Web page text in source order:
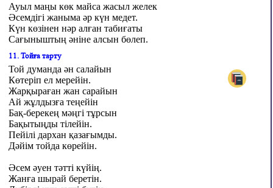
Ауыл маңы көк майса жасыл желек
Әсемдігі жаныма әр күн медет.
Күн көзінен нәр алған табиғаты
Сағыныштың әніне алсын бөлеп.
11. Тойға тарту
Той думанда ән салайын
Көтеріп ел мерейін.
Жарқыраған жан сарайын
Ай жұлдызға теңейін
Бақ-берекең мәңгі тұрсын
Бақытыңды тілейін.
Пейілі дархан қазағымды.
Дәйім тойда көрейін.
Әсем әуен тәтті күйің.
Жанға шырай беретін.